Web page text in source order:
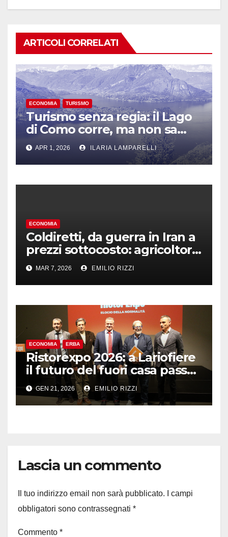
ARTICOLI CORRELATI
ECONOMIA TURISMO
Turismo senza regia: il Lago
di Como corre, ma non sa
dove
APR 1, 2026 ILARIA LAMPARELLI
ECONOMIA
Coldiretti, da guerra in Iran a
prezzi sottocosto: agricoltori
in piazza per SOS campi in
scacco
MAR 7, 2026 EMILIO RIZZI
ECONOMIA ERBA
Ristorexpo 2026: a Lariofiere
il futuro del fuori casa passa
dalla “normalità”
GEN 21, 2026 EMILIO RIZZI
Lascia un commento
Il tuo indirizzo email non sarà pubblicato.
I campi
obbligatori sono contrassegnati *
Commento *